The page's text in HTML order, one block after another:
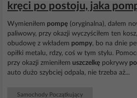
kręci po postoju, jaka
Wymieniłem pompę (oryginalna), dałem
paliwowy, przy okazji wyczyściłem ten
obudowę z wkładem pompy, bo na dnie
opiłki metalu, rdzy, coś w tym stylu.
przy okazji zmieniłem uszczelkę pokrywy
auto dużo szybciej odpala, nie trzeba aż...
Samochody Początkujący